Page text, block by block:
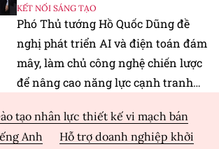
KẾT NỐI SÁNG TẠO
Phó Thủ tướng Hồ Quốc Dũng đề
nghị phát triển AI và điện toán đám
mây, làm chủ công nghệ chiến lược
để nâng cao năng lực cạnh tranh
tạo nhân lực thiết kế vi mạch bán
Anh
Hỗ trợ doanh nghiệp khởi